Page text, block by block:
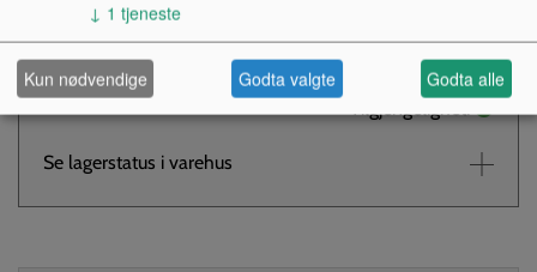
KJØP
Tilgjengelighet:
Se lagerstatus i varehus
↓ 1 tjeneste
Kun nødvendige Godta valgte Godta alle